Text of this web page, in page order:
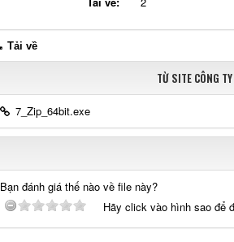
Tải về
TỪ SITE CÔNG
7_Zip_64bit.exe
Bạn đánh giá thế nào về file này?
Hãy click vào hình sao để